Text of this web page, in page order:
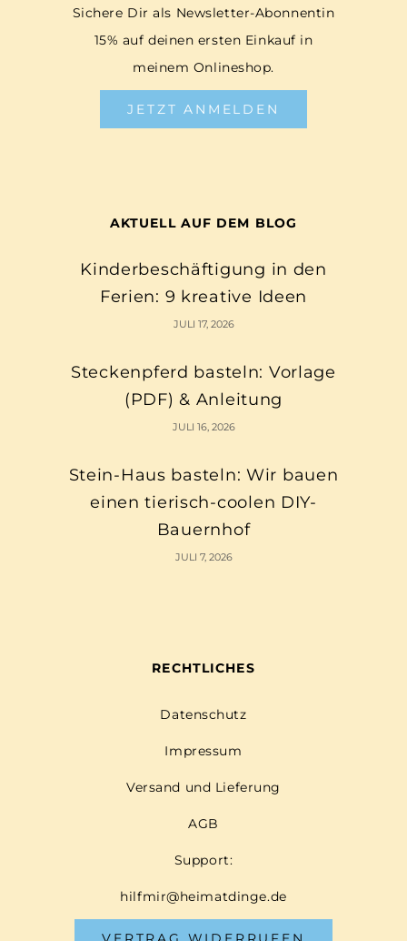
Sichere Dir als Newsletter-Abonnentin
15% auf deinen ersten Einkauf in
meinem Onlineshop.
JETZT ANMELDEN
AKTUELL AUF DEM BLOG
Kinderbeschäftigung in den
Ferien: 9 kreative Ideen
JULI 17, 2026
Steckenpferd basteln: Vorlage
(PDF) & Anleitung
JULI 16, 2026
Stein-Haus basteln: Wir bauen
einen tierisch-coolen DIY-
Bauernhof
JULI 7, 2026
RECHTLICHES
Datenschutz
Impressum
Versand und Lieferung
AGB
Support:
hilfmir@heimatdinge.de